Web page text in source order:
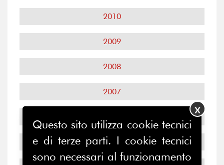
2010
2009
2008
2007
2005
Questo sito utilizza cookie tecnici
e di terze parti. I cookie tecnici
sono necessari al funzionamento
X